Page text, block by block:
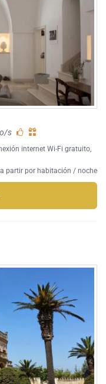
s
internet Wi-Fi gratuito
partir por habitación / noche